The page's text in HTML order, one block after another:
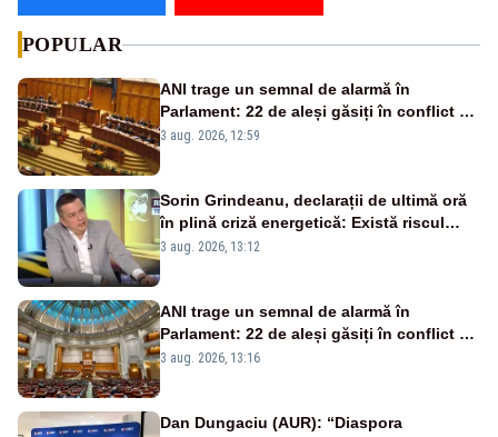
POPULAR
ANI trage un semnal de alarmă în
Parlament: 22 de aleși găsiți în conflict de
interese au rămas în funcții
3 aug. 2026, 12:59
Sorin Grindeanu, declarații de ultimă oră
în plină criză energetică: Există riscul
închiderii Grupului 2 de la Cernavodă
3 aug. 2026, 13:12
ANI trage un semnal de alarmă în
Parlament: 22 de aleși găsiți în conflict de
interese au rămas în funcții
3 aug. 2026, 13:16
Dan Dungaciu (AUR): “Diaspora